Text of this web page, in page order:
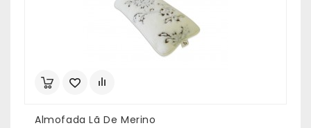
Almofada Lã De Merino